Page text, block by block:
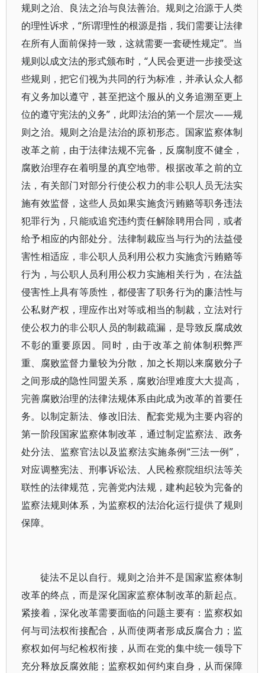
规则之治、良法之治与良法善治。规则之治源于人类
的理性诉求，“所谓理性的根源是指，我们需要让法律
在所有人面前保持一致，这就需要一套硬性规定”。当
规则以成文法的形式颁布时，“人民会更进一步接受这
些规则，把它们视为共同的行为标准，并承认众人都
有义务加以遵守，甚至把这个服从的义务追溯至更上
位的遵守宪法的义务”，此即法治的第一个层次——规
则之治。规则之治是法治的原初形态。国家监察体制
改革之前，由于法律法规不完备，反腐制度不健全，
腐败治理存在着明显的真空地带。根据改革之前的立
法，有关部门对部分行使公权力的非公职人员无法实
施有效监督，这些人员如果实施贪污贿赂等职务违法
犯罪行为，只能或追究违约责任解除聘用合同，或者
给予相应的内部处分。法律制裁应当与行为的法益侵
害性相适应，非公职人员利用公权力实施贪污贿赂等
行为，与公职人员利用公权力实施相关行为，在法益
侵害性上具有等质性，都侵害了职务行为的廉洁性与
公私财产权，理应作出对等或相当的制裁，立法对行
使公权力的非公职人员的制裁疏漏，是导致反腐成效
不彰的重要原因。同时，由于改革之前体制积弊严
重、腐败监督力量较为分散，加之长期以来腐败分子
之间形成的隐性同盟关系，腐败治理难度大大提高，
完善腐败治理的法律法规体系由此成为改革的首要任
务。以制定新法、修改旧法、配套党规为主要内容的
第一阶段国家监察体制改革，通过制定监察法、政务
处分法、监察官法以及监察法实施条例“三法一例”，
对应调整宪法、刑事诉讼法、人民检察院组织法等关
联性的法律规范，完善党内法规，建构起较为完备的
监察法规则体系，为监察权的法治化运行提供了规则
保障。
徒法不足以自行。规则之治并不是国家监察体制
改革的终点，而是深化国家监察体制改革的新起点。
紧接着，深化改革需要面临的问题主要有：监察权如
何与司法权衔接配合，从而使两者形成反腐合力；监
察权如何与纪检权衔接，从而在党的集中统一领导下
充分释放反腐效能；监察权如何约束自身，从而保障